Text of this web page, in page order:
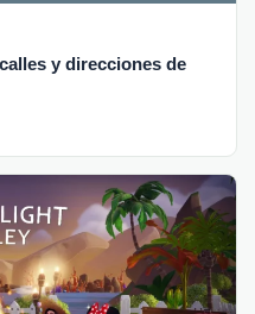
y direcciones de